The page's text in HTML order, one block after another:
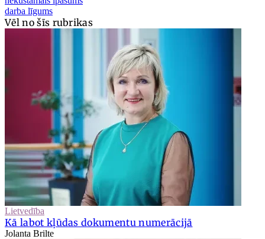
darba līgums
Vēl no šīs rubrikas
Lietvedība
Kā labot kļūdas dokumentu numerācijā
Jolanta Brilte